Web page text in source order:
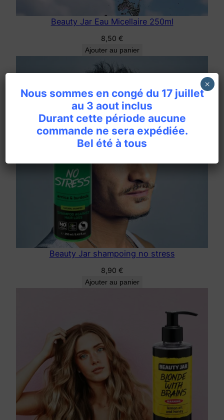
Beauty Jar Eau Micellaire 250ml
8,50 €
Ajouter au panier
Beauty Jar shampoing no stress
8,90 €
Ajouter au panier
Nous sommes en congé du 17 juillet
au 3 aout inclus
Durant cette période aucune
commande ne sera expédiée.
Bel été à tous
×